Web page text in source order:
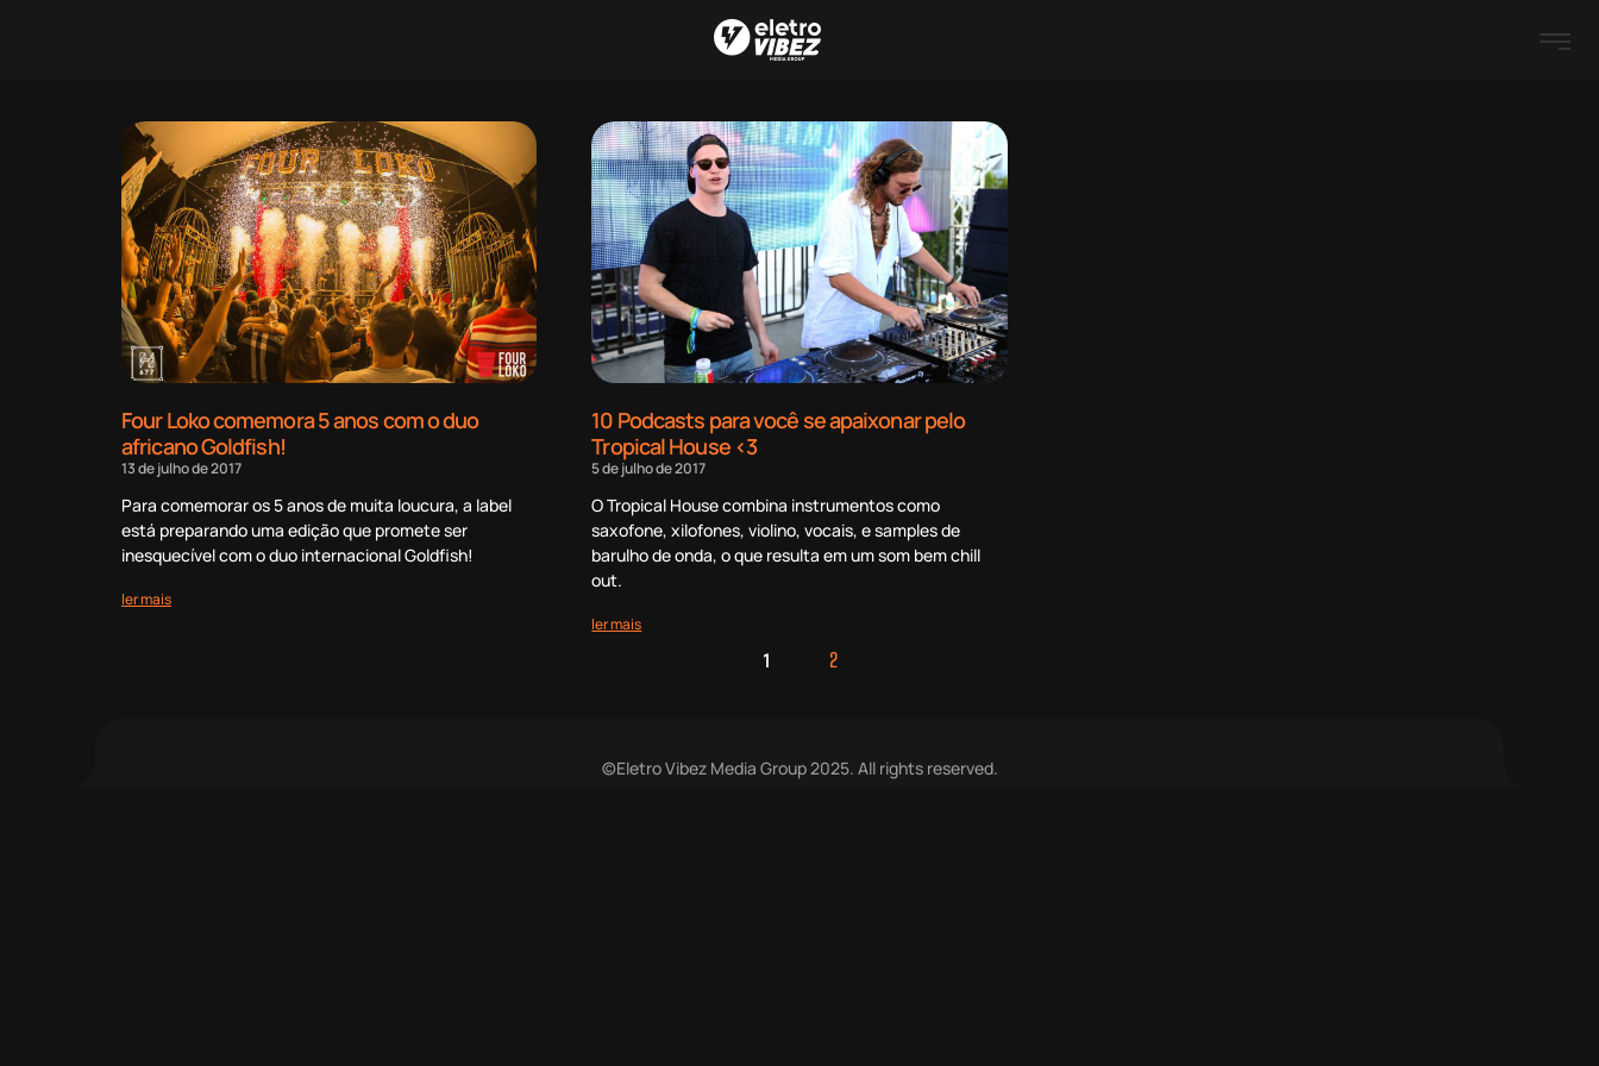
Four Loko comemora 5 anos com o duo
africano Goldfish!
13 de julho de 2017
Para comemorar os 5 anos de muita loucura, a label
está preparando uma edição que promete ser
inesquecível com o duo internacional Goldfish!
ler mais
10 Podcasts para você se apaixonar pelo
Tropical House <3
5 de julho de 2017
O Tropical House combina instrumentos como
saxofone, xilofones, violino, vocais, e samples de
barulho de onda, o que resulta em um som bem chill
out.
ler mais
1 2
©Eletro Vibez Media Group 2025. All rights reserved.